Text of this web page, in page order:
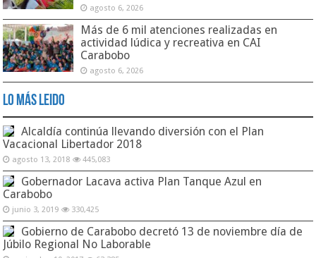
agosto 6, 2026
Más de 6 mil atenciones realizadas en
actividad lúdica y recreativa en CAI
Carabobo
agosto 6, 2026
Lo Más Leido
Alcaldía continúa llevando diversión con el Plan
Vacacional Libertador 2018
agosto 13, 2018 445,083
Gobernador Lacava activa Plan Tanque Azul en
Carabobo
junio 3, 2019 330,425
Gobierno de Carabobo decretó 13 de noviembre día de
Júbilo Regional No Laborable